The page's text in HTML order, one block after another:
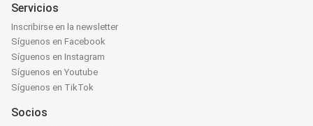
Servicios
Inscribirse en la newsletter
Síguenos en Facebook
Síguenos en Instagram
Síguenos en Youtube
Síguenos en TikTok
Socios